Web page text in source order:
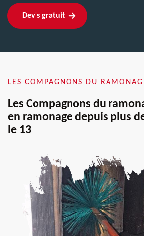
Devis gratuit
LES COMPAGNONS DU
Les Compagnons du
en ramonage depuis plus
le 13